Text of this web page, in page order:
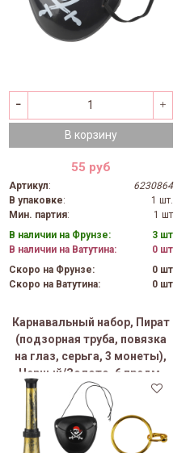
В корзину
55 руб
Артикул:
6230864
В упаковке:
1 шт.
Мин. партия:
1 шт
В наличии на Фрунзе:
3 шт
В наличии на Ватутина:
0 шт
Скоро на Фрунзе:
0 шт
Скоро на Ватутина:
0 шт
Карнавальный набор, Пират
(подзорная труба, повязка
на глаз, серьга, 3 монеты),
Черный/Золото, 6 предм.